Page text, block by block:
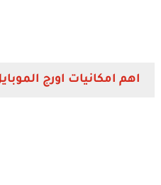
اهم امكانيات اورج الموبايل